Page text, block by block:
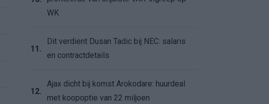
WK
11.
Dit verdient Dusan Tadic bij NEC: salaris
en contractdetails
12.
Ajax dicht bij komst Arokodare: huurdeal
met koopoptie van 22 miljoen